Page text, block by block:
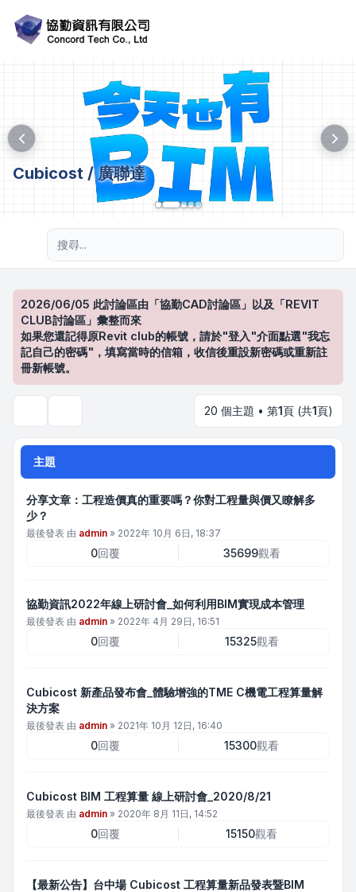
Cubicost / 廣聯達
2026/06/05 此討論區由「協勤CAD討論區」以及「REVIT
CLUB討論區」彙整而來
如果您還記得原Revit club的帳號，請於"登入"介面點選"我忘
記自己的密碼"，填寫當時的信箱，收信後重設新密碼或重新註
冊新帳號。
20 個主題 • 第1頁 (共1頁)
主題
分享文章：工程造價真的重要嗎？你對工程量與價又瞭解多
少？
最後發表 由 admin » 2022年 10月 6日, 18:37
0回覆 35699觀看
協勤資訊2022年線上研討會_如何利用BIM實現成本管理
最後發表 由 admin » 2022年 4月 29日, 16:51
0回覆 15325觀看
Cubicost 新產品發布會_體驗增強的TME C機電工程算量解
決方案
最後發表 由 admin » 2021年 10月 12日, 16:40
0回覆 15300觀看
Cubicost BIM 工程算量 線上研討會_2020/8/21
最後發表 由 admin » 2020年 8月 11日, 14:52
0回覆 15150觀看
【最新公告】台中場 Cubicost 工程算量新品發表暨BIM